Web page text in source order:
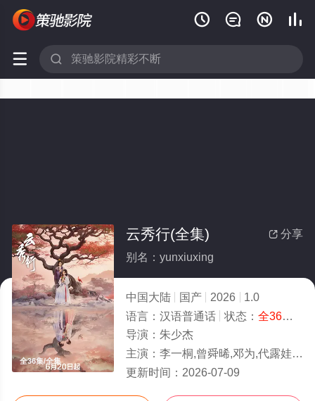
   
 
全36集/全集
 分享
云秀行(全集)
别名：yunxiuxing
中国大陆 国产 2026
1.0
语言： 汉语普通话 状态： 全36集
导演： 朱少杰
主演： 李一桐,曾舜晞,邓为,代露娃,王以纶,程泓鑫,田嘉瑞,简宇熙,范静雯,邓孝慈,尹铸胜,鲍大志,黑子,张晞临
更新时间： 2026-07-09